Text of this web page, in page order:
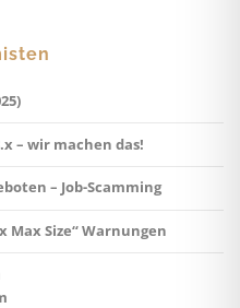
– wir machen das!
– Job-Scamming
Max Size“ Warnungen